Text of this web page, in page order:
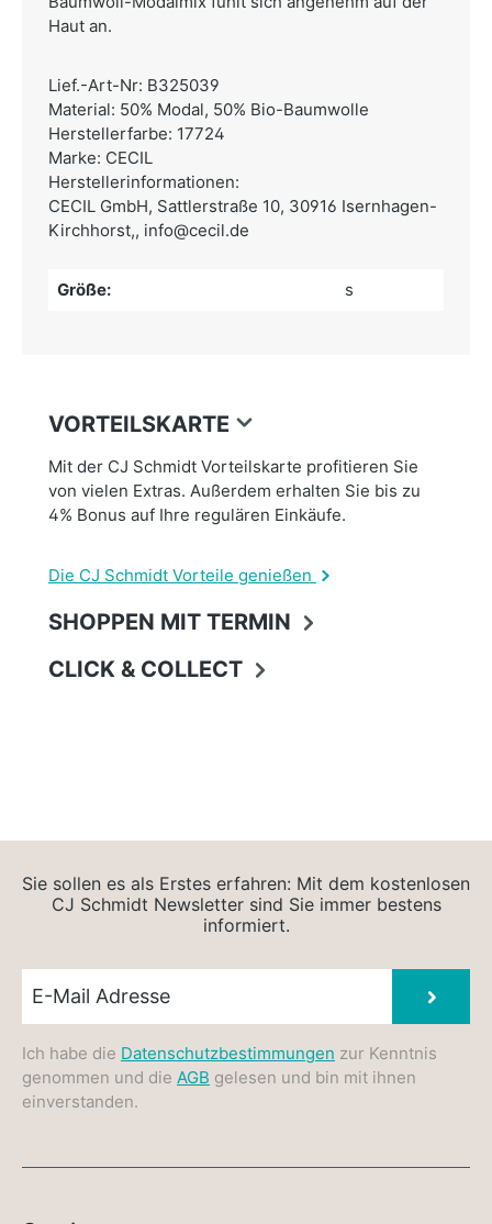
Haut an.
Lief.-Art-Nr: B325039
Material: 50% Modal, 50% Bio-Baumwolle
Herstellerfarbe: 17724
Marke: CECIL
Herstellerinformationen:
CECIL GmbH, Sattlerstraße 10, 30916 Isernhagen-
Kirchhorst,, info@cecil.de
Größe: s
VORTEILSKARTE
Mit der CJ Schmidt Vorteilskarte profitieren Sie
von vielen Extras. Außerdem erhalten Sie bis zu
4% Bonus auf Ihre regulären Einkäufe.
Die CJ Schmidt Vorteile genießen
SHOPPEN MIT TERMIN
CLICK & COLLECT
Sie sollen es als Erstes erfahren: Mit dem kostenlosen
CJ Schmidt Newsletter sind Sie immer bestens
informiert.
Ich habe die Datenschutzbestimmungen zur Kenntnis
genommen und die AGB gelesen und bin mit ihnen
einverstanden.